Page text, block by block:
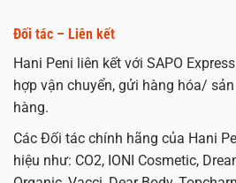
Đối tác – Liên kết
Hani Peni liên kết với SAPO
hợp vận chuyển, gửi hàng hóa/
hàng.
Các Đối tác chính hãng của Hani
hiệu như: CO2, IONI Cosmetic,